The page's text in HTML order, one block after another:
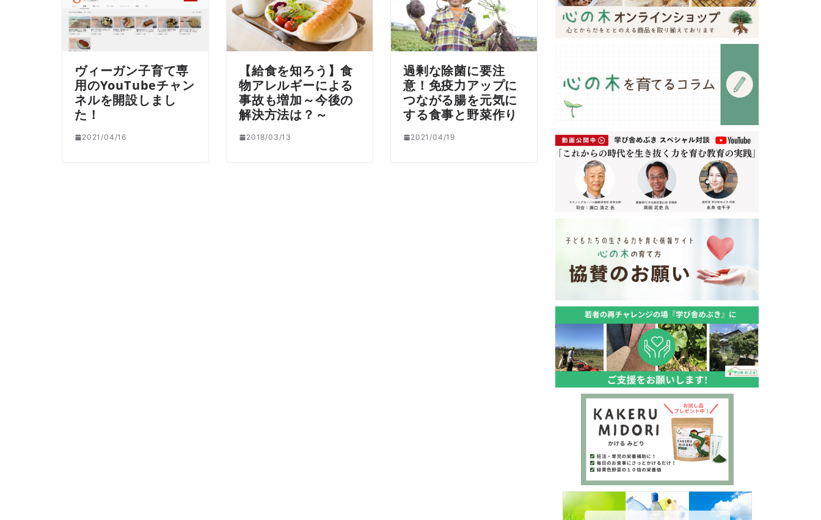
ヴィーガン子育て専
用のYouTubeチャン
ネルを開設しまし
た！
2021/04/16
【給食を知ろう】食
物アレルギーによる
事故も増加～今後の
解決方法は？～
2018/03/13
過剰な除菌に要注
意！免疫力アップに
つながる腸を元気に
する食事と野菜作り
2021/04/19